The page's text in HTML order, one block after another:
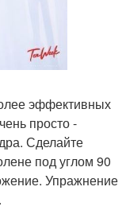
эффективных
просто -
Сделайте
под углом 90
Упражнение